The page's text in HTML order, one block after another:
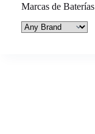
Marcas de Baterías